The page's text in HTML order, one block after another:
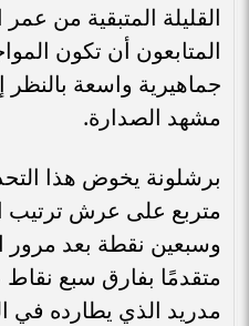
القليلة المتبقية من
المتابعون أن تكون
جماهيرية واسعة بالنظر
مشهد الصدارة.
برشلونة يخوض هذا
متربع على عرش ترتيب
وسبعين نقطة بعد مرور
متقدمًا بفارق سبع نقاط
مدريد الذي يطارده في